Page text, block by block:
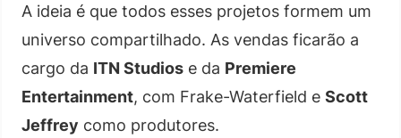
A ideia é que todos esses projetos formem um
universo compartilhado. As vendas ficarão a
cargo da ITN Studios e da Premiere
Entertainment, com Frake-Waterfield e Scott
Jeffrey como produtores.